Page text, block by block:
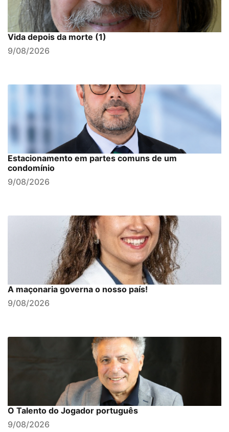
Vida depois da morte (1)
9/08/2026
Estacionamento em partes comuns de um
condomínio
9/08/2026
A maçonaria governa o nosso país!
9/08/2026
O Talento do Jogador português
9/08/2026